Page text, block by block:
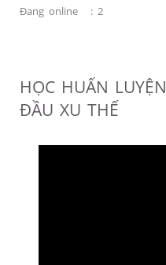
Đang online : 2
HỌC HUẤN
ĐẦU XU THẾ